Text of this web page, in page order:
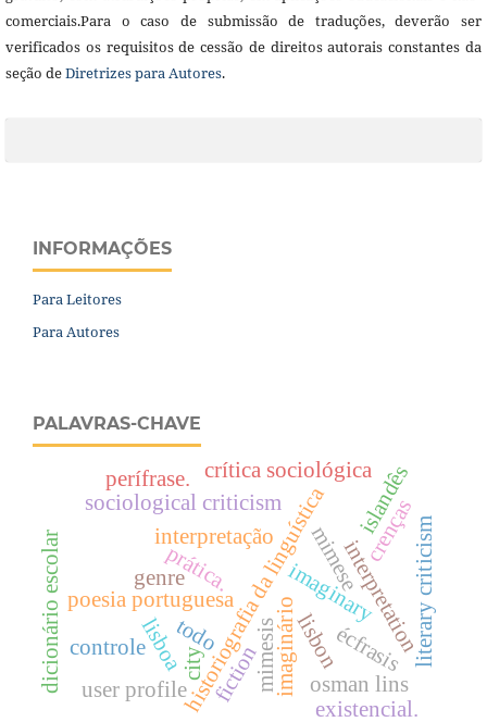
comerciais.Para o caso de submissão de traduções, deverão ser
verificados os requisitos de cessão de direitos autorais constantes da
seção deDiretrizes para Autores.
INFORMAÇÕES
Para Leitores
Para Autores
PALAVRAS-CHAVE
historiografia da linguística
interpretação
lisbon
city
imaginary
poesia portuguesa
lisboa imaginário interpretation
mimesis
sociological criticism
fiction
literary criticism
mimese
écfrasis
crítica sociológica
prática.
crenças
user profile
dicionário escolar genre
osman lins
perífrase.
todo
existencial.
islandês
controle